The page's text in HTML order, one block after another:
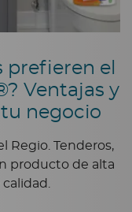
prefieren el
Ventajas y
negocio
Regio. Tenderos,
producto de alta